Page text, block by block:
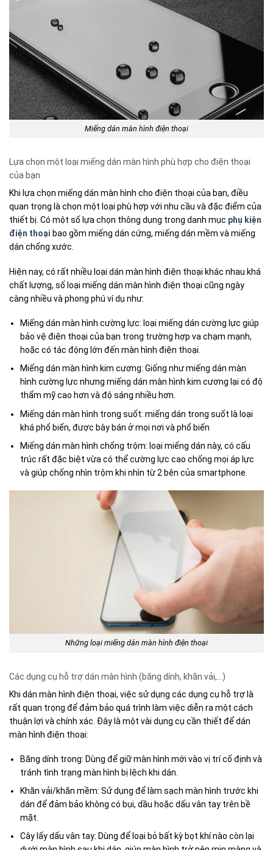
Miếng dán màn hình điện thoại
Lựa chọn một loại miếng dán màn hình phù hợp cho điện thoại
của bạn
Khi lựa chọn miếng dán màn hình cho điện thoại của bạn, điều
quan trọng là chọn một loại phù hợp với nhu cầu và đặc điểm của
thiết bị. Có một số lựa chọn thông dụng trong danh mục phụ kiện
điện thoại bao gồm miếng dán cứng, miếng dán mềm và miếng
dán chống xước.
Hiện nay, có rất nhiều loại dán màn hình điện thoại khác nhau khá
chất lượng, số loại miếng dán màn hình điện thoại cũng ngày
càng nhiều và phong phú ví dụ như:
Miếng dán màn hình cường lực: loại miếng dán cường lực giúp
bảo vệ điện thoại của bạn trong trường hợp va chạm mạnh,
hoặc có tác động lớn đến màn hình điện thoại.
Miếng dán màn hình kim cương: Giống như miếng dán màn
hình cường lực nhưng miếng dán màn hình kim cương lại có độ
thẩm mỹ cao hơn và độ sáng nhiều hơn.
Miếng dán màn hình trong suốt: miếng dán trong suốt là loại
khá phổ biến, được bày bán ở mọi nơi và phổ biến
Miếng dán màn hình chống trộm: loại miếng dán này, có cấu
trúc rất đặc biệt vừa có thể cường lực cao chống mọi áp lực
và giúp chống nhìn trộm khi nhìn từ 2 bên của smartphone.
Những loại miếng dán màn hình điện thoại
Các dụng cụ hỗ trợ dán màn hình (băng dính, khăn vải,…)
Khi dán màn hình điện thoại, việc sử dụng các dụng cụ hỗ trợ là
rất quan trọng để đảm bảo quá trình làm việc diễn ra một cách
thuận lợi và chính xác. Đây là một vài dụng cụ cần thiết để dán
màn hình điện thoại:
Băng dính trong: Dùng để giữ màn hình mới vào vị trí cố định và
tránh tình trạng màn hình bị lệch khi dán.
Khăn vải/khăn mềm: Sử dụng để làm sạch màn hình trước khi
dán để đảm bảo không có bụi, dầu hoặc dấu vân tay trên bề
mặt.
Cây lấy dấu vân tay: Dùng để loại bỏ bất kỳ bọt khí nào còn lại